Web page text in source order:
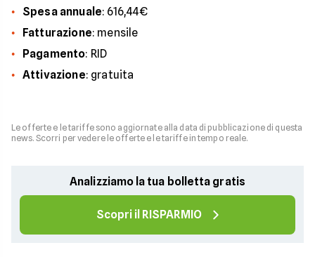
Spesa annuale: 616,44€
Fatturazione: mensile
Pagamento: RID
Attivazione: gratuita
Le offerte e le tariffe sono aggiornate alla data di pubblicazione di questa
news. Scorri per vedere le offerte e le tariffe in tempo reale.
Analizziamo la tua bolletta gratis
Scopri il RISPARMIO